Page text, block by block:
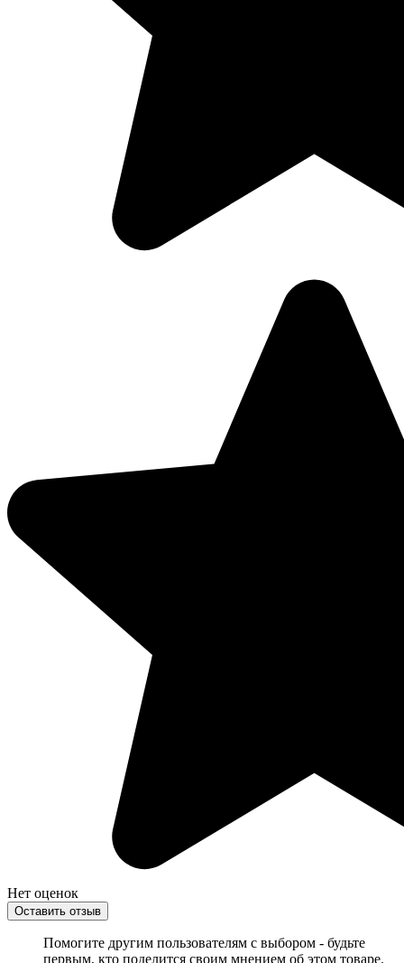
Нет оценок
Оставить отзыв
Помогите другим пользователям с выбором - будьте
первым, кто поделится своим мнением об этом товаре.